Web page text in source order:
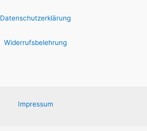
Datenschutzerklärung
Widerrufsbelehrung
Impressum